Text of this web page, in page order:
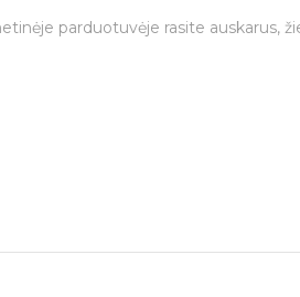
parduotuvėje rasite auskarus,